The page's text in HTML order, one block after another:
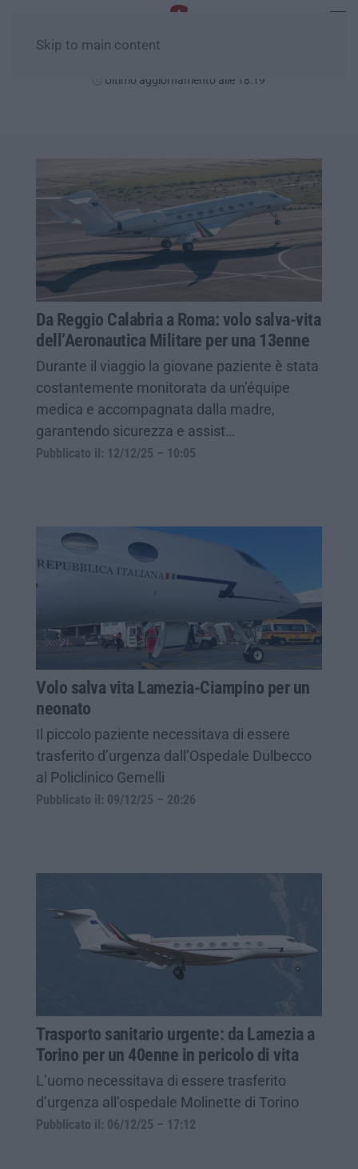
Skip to main content
Ultimo aggiornamento alle 18:19
Da Reggio Calabria a Roma: volo salva-vita
dell’Aeronautica Militare per una 13enne
Durante il viaggio la giovane paziente è stata
costantemente monitorata da un’équipe
medica e accompagnata dalla madre,
garantendo sicurezza e assist…
Pubblicato il: 12/12/25 – 10:05
Volo salva vita Lamezia-Ciampino per un
neonato
Il piccolo paziente necessitava di essere
trasferito d’urgenza dall’Ospedale Dulbecco
al Policlinico Gemelli
Pubblicato il: 09/12/25 – 20:26
Trasporto sanitario urgente: da Lamezia a
Torino per un 40enne in pericolo di vita
L’uomo necessitava di essere trasferito
d’urgenza all’ospedale Molinette di Torino
Pubblicato il: 06/12/25 – 17:12